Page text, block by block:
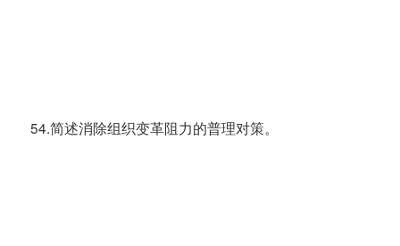
54.简述消除组织变革阻力的普理对策。